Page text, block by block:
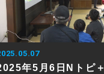
年5月6日Nトピ